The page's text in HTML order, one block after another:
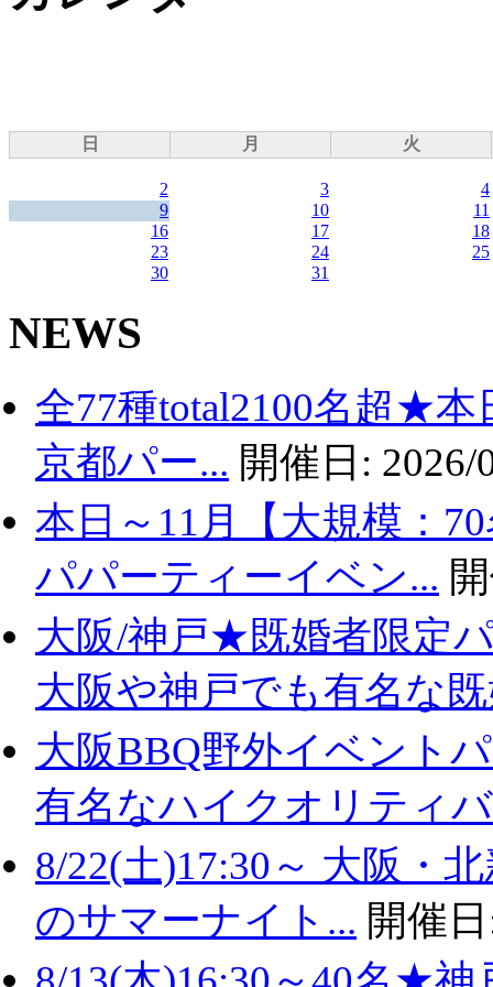
日 月 火
2 3
4
9
10
11
16
17
18
23
24
25
30
31
NEWS
全77種total2100名超★本
京都パー... 開催日: 2026/
本日～11月【大規模：
パパーティーイベン...
大阪/神戸★既婚者限定
大阪や神戸でも有名な
大阪BBQ野外イベント
有名なハイクオリティ
8/22(土)17:30～ 大阪・
のサマーナイト... 開催